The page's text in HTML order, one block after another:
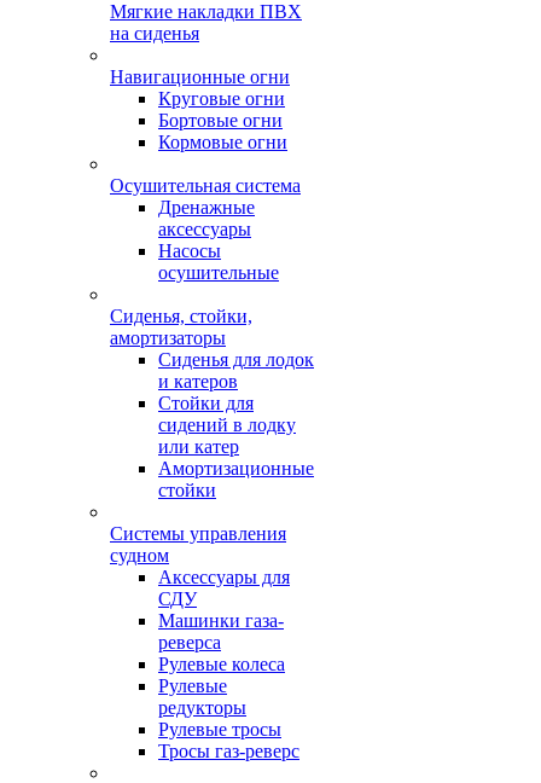
Мягкие накладки ПВХ
на сиденья
Навигационные огни
Круговые огни
Бортовые огни
Кормовые огни
Осушительная система
Дренажные
аксессуары
Насосы
осушительные
Сиденья, стойки,
амортизаторы
Сиденья для лодок
и катеров
Стойки для
сидений в лодку
или катер
Амортизационные
стойки
Системы управления
судном
Аксессуары для
СДУ
Машинки газа-
реверса
Рулевые колеса
Рулевые
редукторы
Рулевые тросы
Тросы газ-реверс